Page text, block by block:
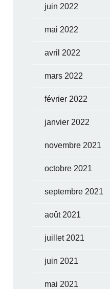
juin 2022
mai 2022
avril 2022
mars 2022
février 2022
janvier 2022
novembre 2021
octobre 2021
septembre 2021
août 2021
juillet 2021
juin 2021
mai 2021